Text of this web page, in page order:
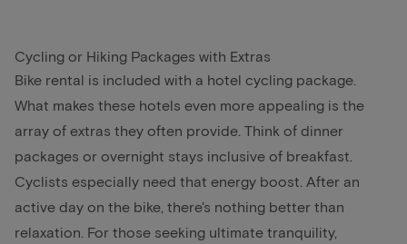
Cycling or Hiking Packages with Extras
Bike rental is included with a hotel cycling package.
What makes these hotels even more appealing is the
array of extras they often provide. Think of dinner
packages or overnight stays inclusive of breakfast.
Cyclists especially need that energy boost. After an
active day on the bike, there's nothing better than
relaxation. For those seeking ultimate tranquility,